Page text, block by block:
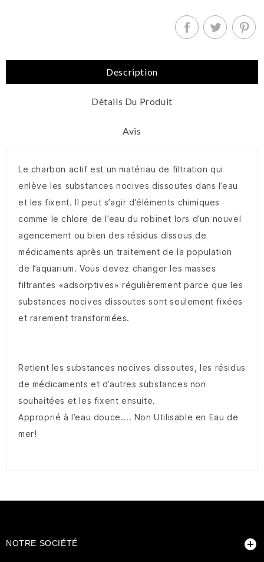
Description
Détails Du Produit
Avis
Le charbon actif est un matériau de filtration qui
enlève les substances nocives dissoutes dans l’eau
et les fixent. Il peut s’agir d’éléments chimiques
comme le chlore de l’eau du robinet lors d’un nouvel
agencement ou bien des résidus dissous de
médicaments après un traitement de la population
de l’aquarium. Vous devez changer les masses
filtrantes «adsorptives» régulièrement parce que les
substances nocives dissoutes sont seulement fixées
et rarement transformées.
Retient les substances nocives dissoutes, les résidus
de médicaments et d’autres substances non
souhaitées et les fixent ensuite.
Approprié à l’eau douce.... Non Utilisable en Eau de
mer!
NOTRE SOCIÉTÉ 